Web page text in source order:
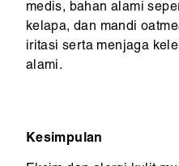
medis, bahan alami
kelapa, dan mandi
iritasi serta menjaga
alami.
Kesimpulan